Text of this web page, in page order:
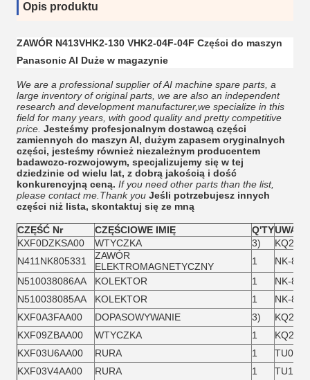
Opis produktu
ZAWÓR N413VHK2-130 VHK2-04F-04F Części do maszyn
Panasonic AI Duże w magazynie
We are a professional supplier of AI machine spare parts, a
large inventory of original parts, we are also an independent
research and development manufacturer,we specialize in this
field for many years, with good quality and pretty competitive
price. Jesteśmy profesjonalnym dostawcą części
zamiennych do maszyn AI, dużym zapasem oryginalnych
części, jesteśmy również niezależnym producentem
badawczo-rozwojowym, specjalizujemy się w tej
dziedzinie od wielu lat, z dobrą jakością i dość
konkurencyjną ceną. If you need other parts than the list,
please contact me.Thank you Jeśli potrzebujesz innych
części niż lista, skontaktuj się ze mną
CZĘŚĆ Nr CZĘŚCIOWE IMIĘ Q'TYUWAGI
KXF0DZKSA00
WTYCZKA 3)
KQ2P-
N411NK805331
ZAWÓR
ELEKTROMAGNETYCZNY
1
NK-
N510038086AA
KOLEKTOR 1
NK-
N510038085AA
KOLEKTOR 1
NK-
KXF0A3FAA00
DOPASOWYWANIE 3)
KXF09ZBAA00
WTYCZKA 1
KQ2P-
KXF03U6AA00
RURA 1
KXF03V4AA00
RURA 1